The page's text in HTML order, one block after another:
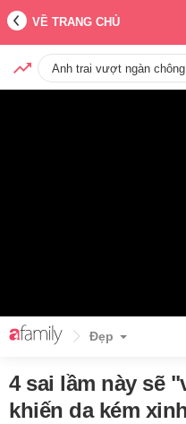
VỀ TRANG CHỦ
Anh trai vượt ngàn
Đẹp
4 sai lầm này sẽ
khiến da kém